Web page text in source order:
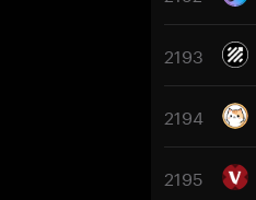
2193
2194
2195